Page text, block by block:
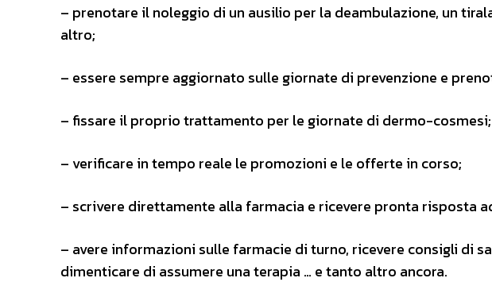
– prenotare il noleggio di un ausilio per la deambulazione, un
altro;
– essere sempre aggiornato sulle giornate di prevenzione e
– fissare il proprio trattamento per le giornate di dermo-cosmesi;
– verificare in tempo reale le promozioni e le offerte in corso;
– scrivere direttamente alla farmacia e ricevere pronta risposta
– avere informazioni sulle farmacie di turno, ricevere consigli di
dimenticare di assumere una terapia … e tanto altro ancora.